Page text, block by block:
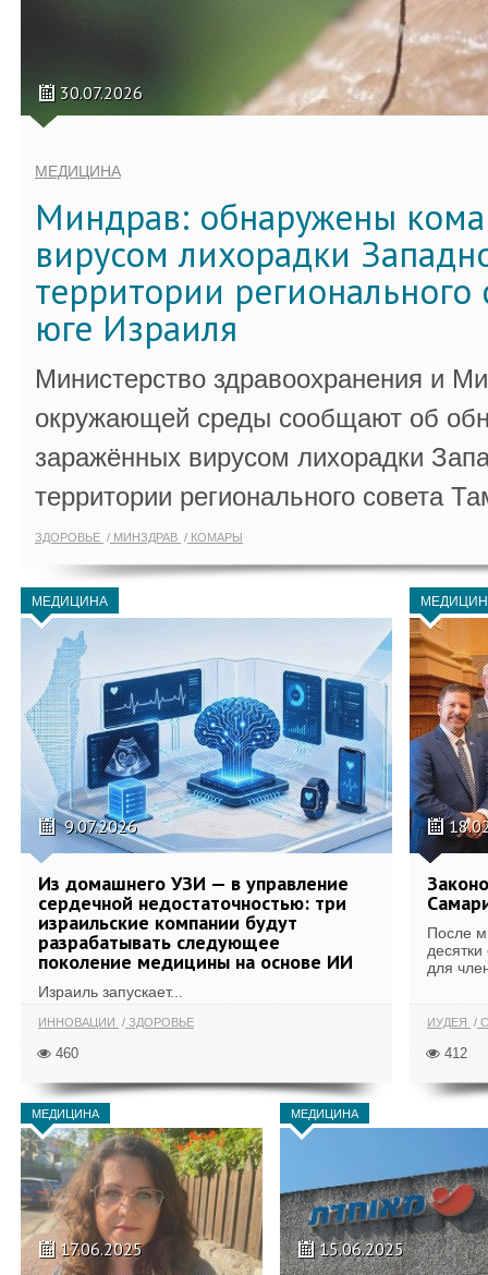
30.07.2026
МЕДИЦИНА
Миндрав: обнаружены
вирусом лихорадки
территории регионального
юге Израиля
Министерство здравоохранения и
окружающей среды сообщают об
заражённых вирусом лихорадки
территории регионального совета
ЗДОРОВЬЕ МИНЗДРАВ КОМАРЫ
МЕДИЦИНА
9.07.2026
Из домашнего УЗИ — в управление
сердечной недостаточностью: три
израильские компании будут
разрабатывать следующее
поколение медицины на основе ИИ
Израиль запускает...
ИННОВАЦИИ ЗДОРОВЬЕ
460
После
для
ИУДЕЯ
412
МЕДИЦИНА
17.06.2025
МЕДИЦИНА
15.06.2025